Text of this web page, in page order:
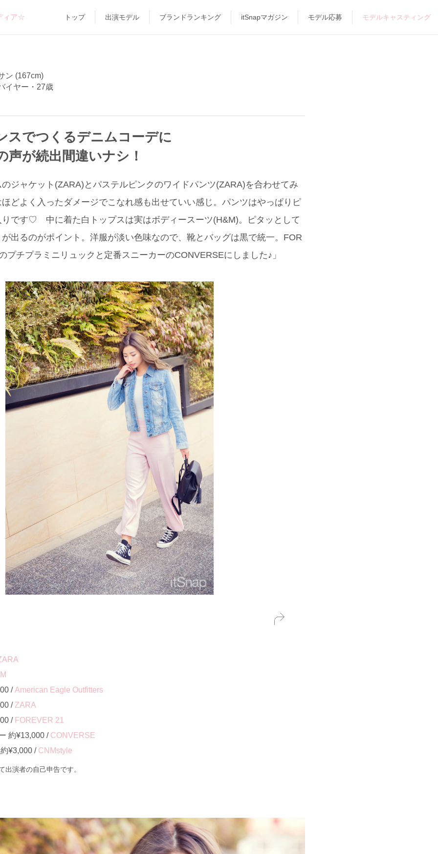
ィア☆ トップ 出演モデル ブランドランキング itSnapマガジン モデル応募 モデルキャスティング
ン (167cm)
イヤー・27歳
スでつくるデニムコーデに
声が続出間違いナシ！
ジャケット(ZARA)とパステルピンクのワイドパンツ(ZARA)を合わせてみ
どよく入ったダメージでこなれ感も出せていい感じ。パンツはやっぱりピ
りです♡ 中に着た白トップスは実はボディースーツ(H&M)。ピタッとして
出るのがポイント。洋服が淡い色味なので、靴とバッグは黒で統一。FOR
プチプラミニリュックと定番スニーカーのCONVERSEにしました♪」
/American Eagle Outfitters
/ ZARA
/ FOREVER 21
約¥13,000 / CONVERSE
¥3,000 / CNMstyle
演者の自己申告です。